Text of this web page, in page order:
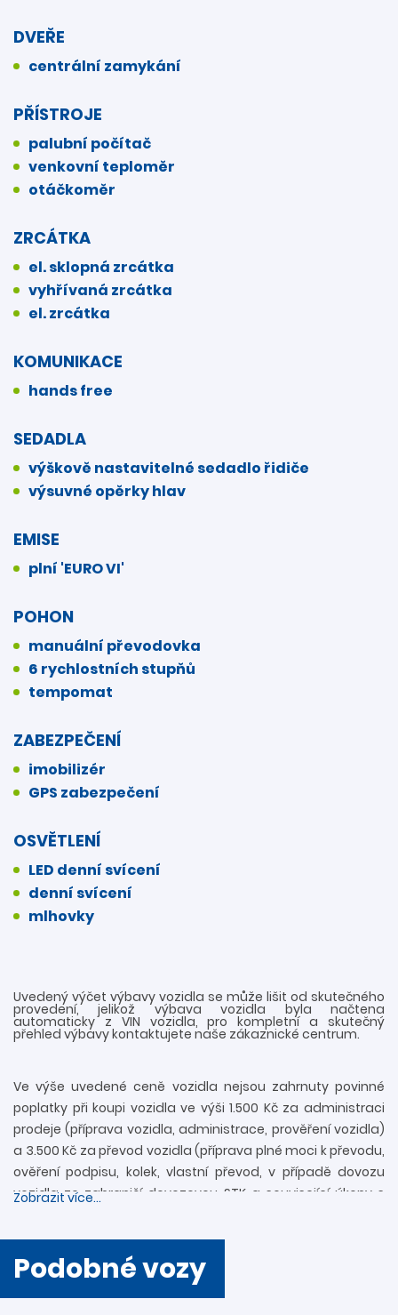
DVEŘE
centrální zamykání
PŘÍSTROJE
palubní počítač
venkovní teploměr
otáčkoměr
ZRCÁTKA
el. sklopná zrcátka
vyhřívaná zrcátka
el. zrcátka
KOMUNIKACE
hands free
SEDADLA
výškově nastavitelné sedadlo řidiče
výsuvné opěrky hlav
EMISE
plní 'EURO VI'
POHON
manuální převodovka
6 rychlostních stupňů
tempomat
ZABEZPEČENÍ
imobilizér
GPS zabezpečení
OSVĚTLENÍ
LED denní svícení
denní svícení
mlhovky
Uvedený výčet výbavy vozidla se může lišit od skutečného
provedení, jelikož výbava vozidla byla načtena
automaticky z VIN vozidla, pro kompletní a skutečný
přehled výbavy kontaktujete naše zákaznické centrum.
Ve výše uvedené ceně vozidla nejsou zahrnuty povinné
poplatky při koupi vozidla ve výši 1.500 Kč za administraci
prodeje (příprava vozidla, administrace, prověření vozidla)
a 3.500 Kč za převod vozidla (příprava plné moci k převodu,
ověření podpisu, kolek, vlastní převod, v případě dovozu
vozidla ze zahraničí dovozovou STK a související úkony s
prostřednictvím zákaznické linky 739 34 34 34 či přímo v
provozovně. Nejedná se o návrh na uzavření smlouvy
(nabídky) ve smyslu § 1731 a § 1732 zákona č. 89/2012 Sb.,
Občanského zákoníku. Společnost DAVO CAR s.r.o. si
Zobrazit více...
Podobné vozy